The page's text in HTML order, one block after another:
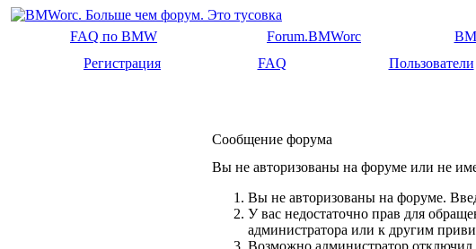
FAQ по BMW Forum.BMWorc
Регистрация
FAQ Пользователи
Сообщение форума
Вы не авторизованы на форуме или не
Вы не авторизованы на форуме.
У вас недостаточно прав для
администратора или к другим
Возможно администратор